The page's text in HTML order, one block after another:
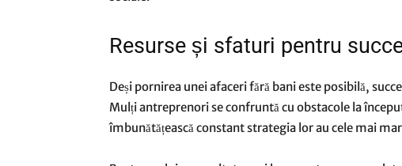
Resurse și sfaturi pentru
Deși pornirea unei afaceri fără bani este posibilă,
Mulți antreprenori se confruntă cu obstacole la
îmbunătățească constant strategia lor au cele mai